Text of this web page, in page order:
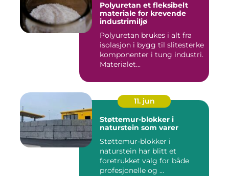
Polyuretan et fleksibelt
materiale for krevende
industrimiljø
Polyuretan brukes i alt fra
isolasjon i bygg til slitesterke
komponenter i tung industri.
Materialet...
11. jun
Støttemur-blokker i
naturstein som varer
Støttemur-blokker i
naturstein har blitt et
foretrukket valg for både
profesjonelle og ...